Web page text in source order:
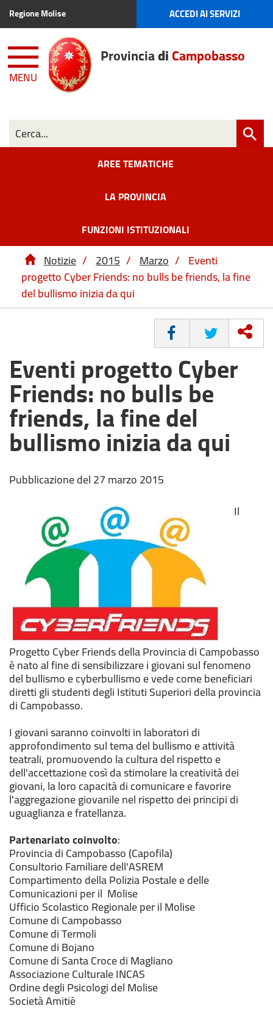
Regione Molise ACCEDI AI SERVIZI
MENU
ProvinciadiCampobasso
AREE TEMATICHE
LA PROVINCIA
FUNZIONI ISTITUZIONALI
Notizie / 2015 / Marzo / Eventi
progetto Cyber Friends: no bulls be friends, la fine
del bullismo inizia da qui
CONDIVIDI
Eventi progetto Cyber
Friends: no bulls be
friends, la fine del
bullismo inizia da qui
Pubblicazione del 27 marzo 2015
Il
Progetto Cyber Friends della Provincia di Campobasso
è nato al fine di sensibilizzare i giovani sul fenomeno
del bullismo e cyberbullismo e vede come beneficiari
diretti gli studenti degli Istituti Superiori della provincia
di Campobasso.
I giovani saranno coinvolti in laboratori di
approfondimento sul tema del bullismo e attività
teatrali, promuovendo la cultura del rispetto e
dell'accettazione così da stimolare la creatività dei
giovani, la loro capacità di comunicare e favorire
l'aggregazione giovanile nel rispetto dei principi di
uguaglianza e fratellanza.
Partenariato coinvolto:
Provincia di Campobasso (Capofila)
Consultorio Familiare dell'ASREM
Compartimento della Polizia Postale e delle
Comunicazioni per il Molise
Ufficio Scolastico Regionale per il Molise
Comune di Campobasso
Comune di Termoli
Comune di Bojano
Comune di Santa Croce di Magliano
Associazione Culturale INCAS
Ordine degli Psicologi del Molise
Società Amitiè